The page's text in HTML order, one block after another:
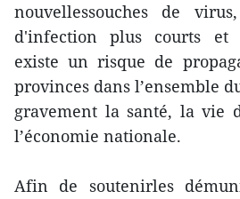
nouvellessouches de
d'infection plus courts et
existe un risque de
provinces dans l’ensemble
gravement la santé, la vie
l’économie nationale.
Afin de soutenirles